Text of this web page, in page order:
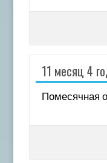
11 месяц 4
Помесячная